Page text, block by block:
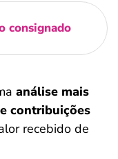
consignado
análise mais
contribuições
recebido de